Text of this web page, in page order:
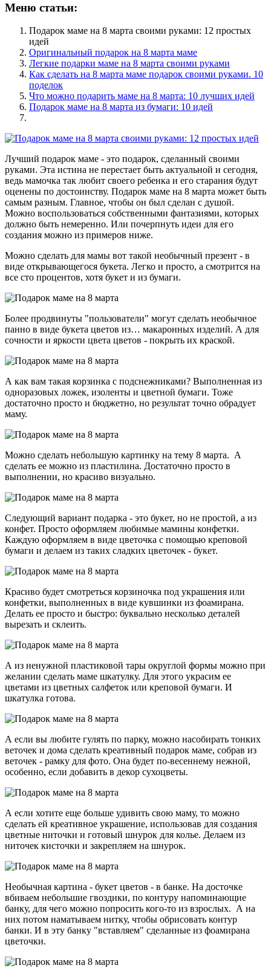
Меню статьи:
Подарок маме на 8 марта своими руками: 12 простых
идей
Оригинальный подарок на 8 марта маме
Легкие подарки маме на 8 марта своими руками
Как сделать на 8 марта маме подарок своими руками. 10
поделок
Что можно подарить маме на 8 марта: 10 лучших идей
Подарок маме на 8 марта из бумаги: 10 идей
Лучший подарок маме - это подарок, сделанный своими
руками. Эта истина не перестает быть актуальной и сегодня,
ведь мамочка так любит своего ребенка и его старания будут
оценены по достоинству. Подарок маме на 8 марта может быть
самым разным. Главное, чтобы он был сделан с душой.
Можно воспользоваться собственными фантазиями, которых
должно быть немеренно. Или почерпнуть идеи для его
создания можно из примеров ниже.
Можно сделать для мамы вот такой необычный презент - в
виде открывающегося букета. Легко и просто, а смотрится на
все сто процентов, хотя букет и из бумаги.
Более продвинуты "пользователи" могут сделать необычное
панно в виде букета цветов из… макаронных изделий. А для
сочности и яркости цвета цветов - покрыть их краской.
А как вам такая корзинка с подснежниками? Выполненная из
одноразовых ложек, изоленты и цветной бумаги. Тоже
достаточно просто и бюджетно, но результат точно обрадует
маму.
Можно сделать небольшую картинку на тему 8 марта. А
сделать ее можно из пластилина. Достаточно просто в
выполнении, но красиво визуально.
Следующий вариант подарка - это букет, но не простой, а из
конфет. Просто оформляем любимые мамины конфетки.
Каждую оформляем в виде цветочка с помощью креповой
бумаги и делаем из таких сладких цветочек - букет.
Красиво будет смотреться корзиночка под украшения или
конфетки, выполненных в виде кувшинки из фоамирана.
Делать ее просто и быстро: буквально несколько деталей
вырезать и склеить.
А из ненужной пластиковой тары округлой формы можно при
желании сделать маме шкатулку. Для этого украсим ее
цветами из цветных салфеток или креповой бумаги. И
шкатулка готова.
А если вы любите гулять по парку, можно насобирать тонких
веточек и дома сделать креативный подарок маме, собрав из
веточек - рамку для фото. Она будет по-весеннему нежной,
особенно, если добавить в декор сухоцветы.
А если хотите еще больше удивить свою маму, то можно
сделать ей креативное украшение, использовав для создания
цветные ниточки и готовый шнурок для колье. Делаем из
ниточек кисточки и закрепляем на шнурок.
Необычная картина - букет цветов - в банке. На досточке
вбиваем небольшие гвоздики, по контуру напоминающие
банку, для чего можно попросить кого-то из взрослых. А на
них потом наматываем нитку, чтобы обрисовать контур
банки. И в эту банку "вставляем" сделанные из фоамирана
цветочки.